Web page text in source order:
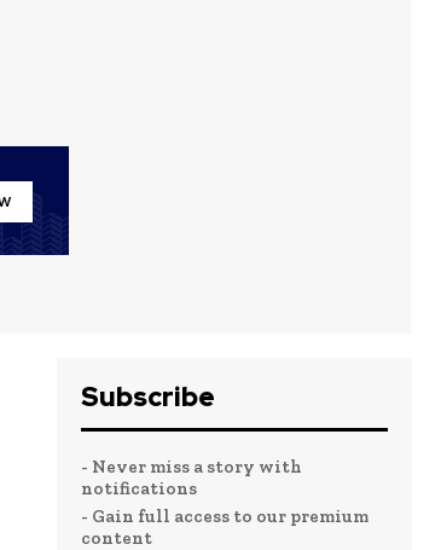
Subscribe
- Never miss a story with
notifications
- Gain full access to our premium
content